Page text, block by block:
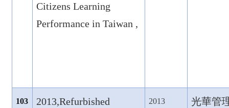
Citizens Learning
Performance in Taiwan ,
103
2013,Refurbished
2013
光華管